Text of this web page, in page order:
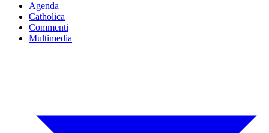
Agenda
Catholica
Commenti
Multimedia